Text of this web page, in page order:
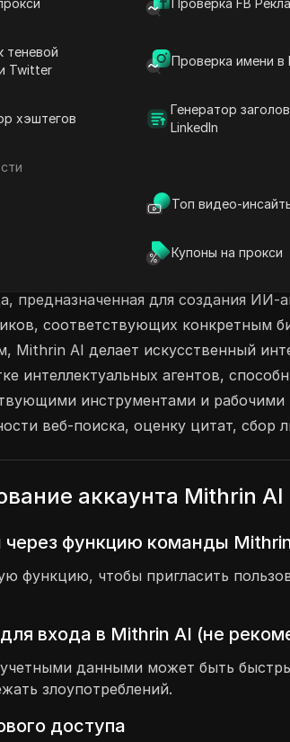
Проверка FB
теневой
Twitter
Проверка имени в
хэштегов
Генератор
LinkedIn
Топ видео-
Купоны на прокси
Большом плане или начните всего с
использования Mithrin AI более
Безкодовое и низкокодовое
Большие
интеллект в обслуживании
предназначенная для создания ИИ-
соответствующих конкретным
Mithrin AI делает искусственный
интеллектуальных агентов,
инструментами и
веб-поиска, оценку цитат,
аккаунта Mithrin
через функцию команды
функцию, чтобы пригласить
входа в Mithrin AI (не
данными может быть
злоупотреблений.
доступа